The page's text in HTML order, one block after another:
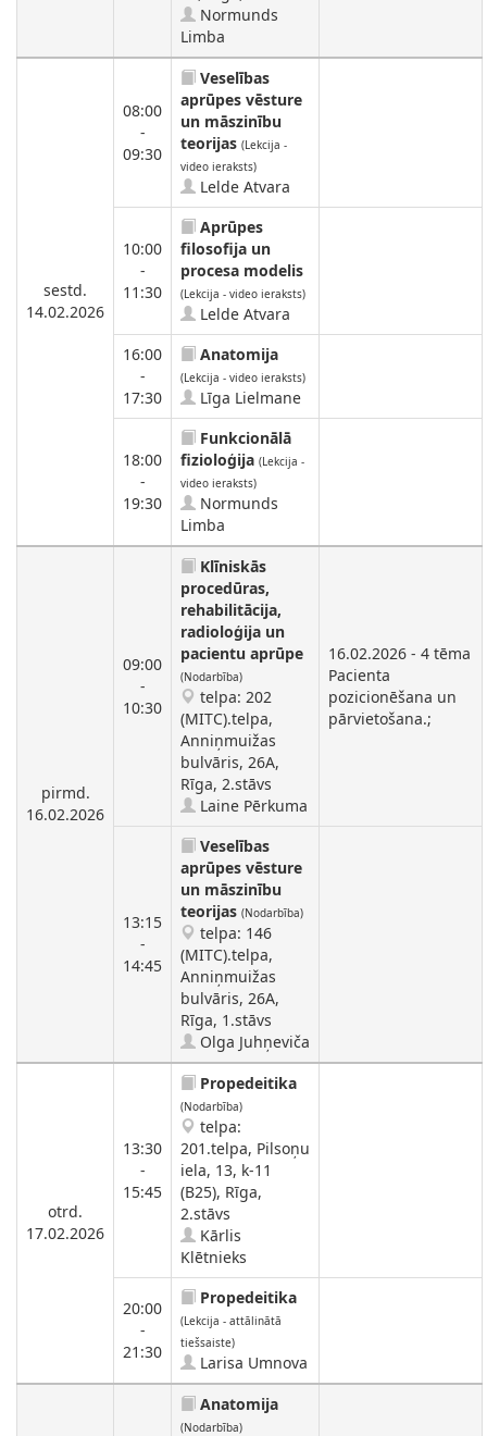
Normunds
Limba
sestd.
14.02.2026
08:00
-
09:30
Veselības
aprūpes vēsture
un māszinību
teorijas (Lekcija -
video ieraksts)
Lelde Atvara
10:00
-
11:30
Aprūpes
filosofija un
procesa modelis
(Lekcija - video ieraksts)
Lelde Atvara
16:00
-
17:30
Anatomija
(Lekcija - video ieraksts)
Līga Lielmane
18:00
-
19:30
Funkcionālā
fizioloģija (Lekcija -
video ieraksts)
Normunds
Limba
pirmd.
16.02.2026
09:00
-
10:30
Klīniskās
procedūras,
rehabilitācija,
radioloģija un
pacientu aprūpe
(Nodarbība)
telpa: 202
(MITC).telpa,
Anniņmuižas
bulvāris, 26A,
Rīga, 2.stāvs
Laine Pērkuma
16.02.2026 - 4 tēma
Pacienta
pozicionēšana un
pārvietošana.;
13:15
-
14:45
Veselības
aprūpes vēsture
un māszinību
teorijas (Nodarbība)
telpa: 146
(MITC).telpa,
Anniņmuižas
bulvāris, 26A,
Rīga, 1.stāvs
Olga Juhņeviča
otrd.
17.02.2026
13:30
-
15:45
Propedeitika
(Nodarbība)
telpa:
201.telpa, Pilsoņu
iela, 13, k-11
(B25), Rīga,
2.stāvs
Kārlis
Klētnieks
20:00
-
21:30
Propedeitika
(Lekcija - attālinātā
tiešsaiste)
Larisa Umnova
Anatomija
(Nodarbība)